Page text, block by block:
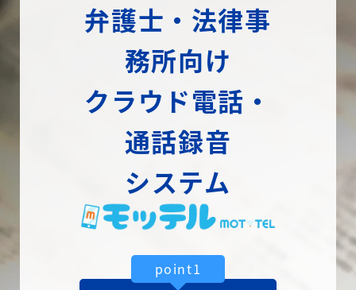
弁護士・法律事
務所向け
クラウド電話・
通話録音
システム
point1